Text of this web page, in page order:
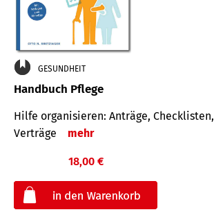
GESUNDHEIT
Handbuch Pflege
Hilfe organisieren: Anträge, Checklisten,
Verträge
mehr
18,00 €